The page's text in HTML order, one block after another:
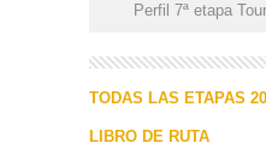
Perfil 7ª etapa
TODAS LAS ETAPAS
LIBRO DE RUTA